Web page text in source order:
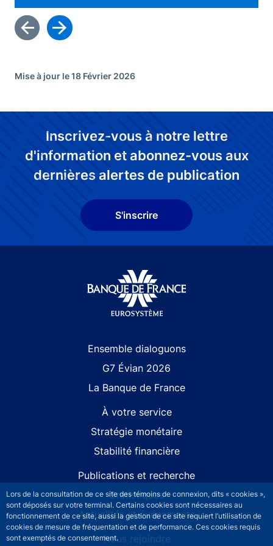
Lors de la consultation de ce site des témoins de connexion, dits « cookies »,
sont déposés sur votre terminal. Certains cookies sont nécessaires au
fonctionnement de ce site, aussi la gestion de ce site requiert l’utilisation de
cookies de mesure de fréquentation et de performance. Ces cookies requis
sont exemptés de consentement.
Mise à jour le 18 Février 2026
Inscrivez-vous à notre lettre
d'information et abonnez-vous aux
dernières alertes de publication
S'inscrire
Ensemble dialoguons
G7 Évian 2026
La Banque de France
À votre service
Stratégie monétaire
Stabilité financière
Publications et recherche
Statistiques
Actualités et événements
Nous rejoindre